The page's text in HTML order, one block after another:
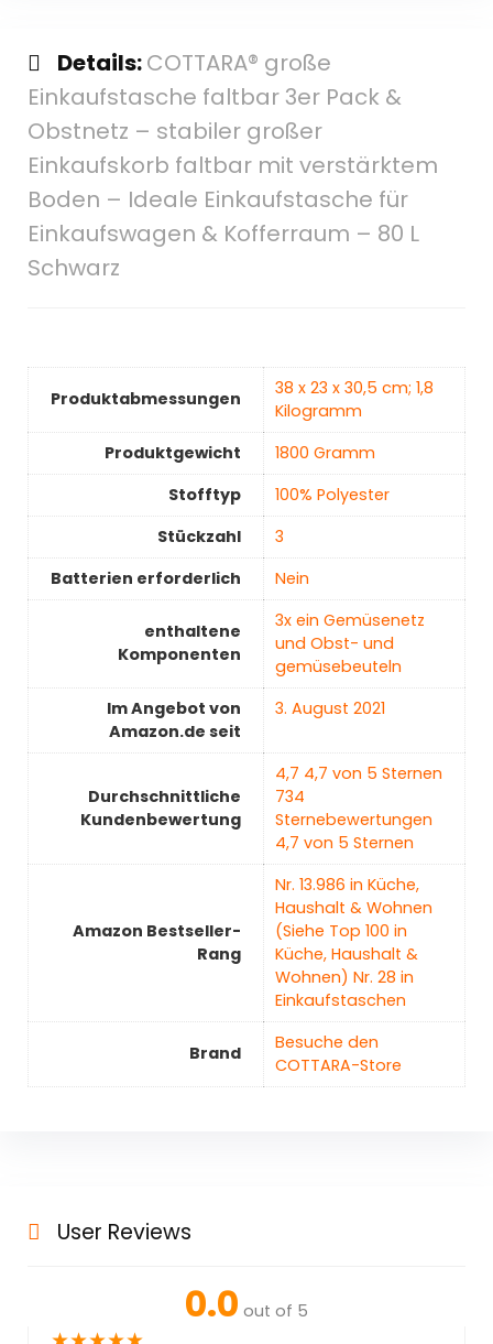
Details:COTTARA® große
Einkaufstasche faltbar 3er Pack &
Obstnetz – stabiler großer
Einkaufskorb faltbar mit verstärktem
Boden – Ideale Einkaufstasche für
Einkaufswagen & Kofferraum – 80 L
Schwarz
Produktabmessungen
‎38 x 23 x 30,5 cm; 1,8
Kilogramm
Produktgewicht
‎1800 Gramm
Stofftyp
100% Polyester
Stückzahl
3
Batterien erforderlich
‎Nein
enthaltene
Komponenten
‎3x ein Gemüsenetz
und Obst- und
gemüsebeuteln
Im Angebot von
Amazon.de seit
3. August 2021
Durchschnittliche
Kundenbewertung
4,7 4,7 von 5 Sternen
734
Sternebewertungen
4,7 von 5 Sternen
Amazon Bestseller-
Rang
Nr. 13.986 in Küche,
Haushalt & Wohnen
(Siehe Top 100 in
Küche, Haushalt &
Wohnen) Nr. 28 in
Einkaufstaschen
Brand
Besuche den
COTTARA-Store
User Reviews
0.0 out of 5